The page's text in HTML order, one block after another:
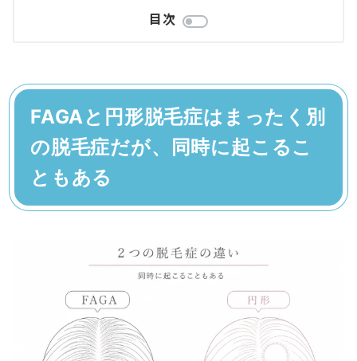
目次
FAGAと円形脱毛症はまったく別
の脱毛症だが、同時に起こるこ
ともある